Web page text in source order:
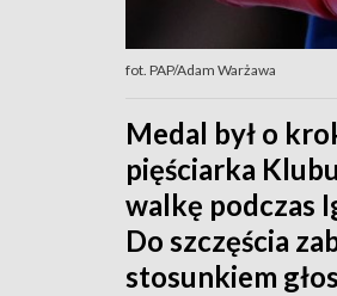
fot. PAP/Adam Warżawa
Medal był o
pięściarka
walkę podczas
Do szczęścia
stosunkiem